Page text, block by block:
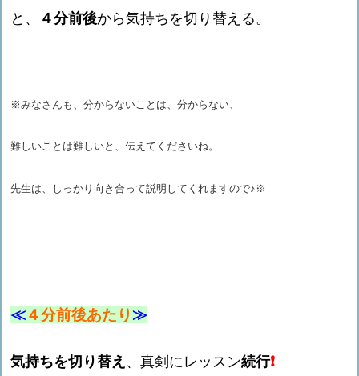
と、 ４分前後から気持ちを切り替える。
※みなさんも、分からないことは、分からない、
難しいことは難しいと、伝えてくださいね。
先生は、しっかり向き合って説明してくれますので♪※
≪４分前後あたり ≫
気持ちを切り替え 、真剣にレッスン続行❗️